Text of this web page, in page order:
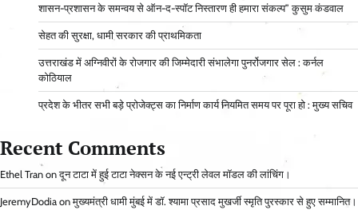
शासन-प्रशासन के समन्वय से ऑन-द-स्पॉट निस्तारण ही हमारा संकल्प” कुसुम कंडवाल
सेहत की सुरक्षा, धामी सरकार की प्राथमिकता
उत्तराखंड में अग्निवीरों के रोजगार की जिम्मेदारी संभालेगा पुनर्रोजगार सेल : कर्नल
कोठियाल
प्रदेश के भीतर सभी बड़े प्रोजेक्ट्स का निर्माण कार्य नियमित समय पर पूरा हो : मुख्य सचिव
Recent Comments
Ethel Tran onदून टाटा में हुई टाटा नेक्सन के नई एन्ट्री लेवल मॉडल की लांचिंग।
JeremyDodia onमुख्यमंत्री धामी मुंबई में डॉ. श्यामा प्रसाद मुखर्जी स्मृति पुरस्कार से हुए सम्मानित।